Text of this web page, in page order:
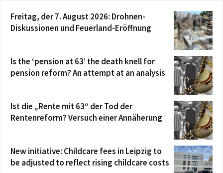
Freitag, der 7. August 2026: Drohnen-
Diskussionen und Feuerland-Eröffnung
Is the ‘pension at 63’ the death knell for
pension reform? An attempt at an analysis
Ist die „Rente mit 63“ der Tod der
Rentenreform? Versuch einer Annäherung
New initiative: Childcare fees in Leipzig to
be adjusted to reflect rising childcare costs